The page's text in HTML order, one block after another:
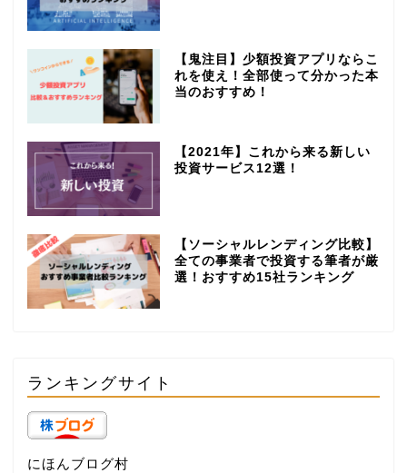
【鬼注目】少額投資アプリならこ
れを使え！全部使って分かった本
当のおすすめ！
【2021年】これから来る新しい
投資サービス12選！
【ソーシャルレンディング比較】
全ての事業者で投資する筆者が厳
選！おすすめ15社ランキング
ランキングサイト
にほんブログ村